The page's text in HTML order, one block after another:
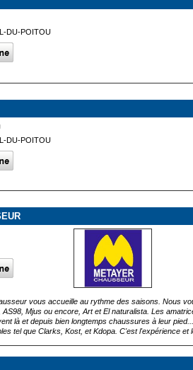
DU-POITOU
DU-POITOU
vous accueille au rythme des saisons. Nous
Mjus ou encore, Art et El naturalista. Les
là et depuis bien longtemps chaussures à leur
tel que Clarks, Kost, et Kdopa. C'est l'expérience